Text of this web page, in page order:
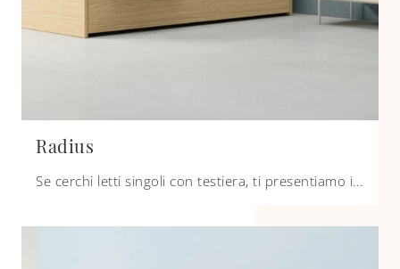
Radius
Se cerchi letti singoli con testiera, ti presentiamo il modello Radius in melaminico per valorizzare la stanza dei più piccoli.